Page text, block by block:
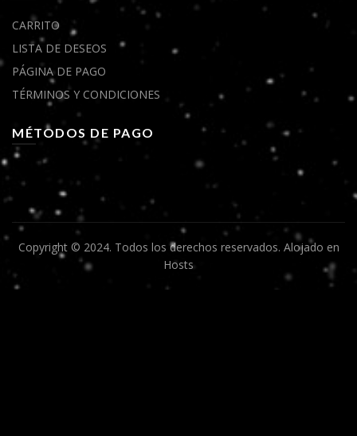
CARRITO
LISTA DE DESEOS
PÁGINA DE PAGO
TÉRMINOS Y CONDICIONES
MÉTODOS DE PAGO
Copyright © 2024. Todos los derechos reservados. Alojado en
Hosts